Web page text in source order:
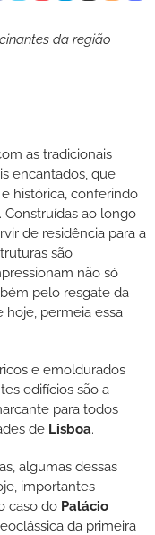
da região
as tradicionais
encantados, que
histórica, conferindo
ao longo
de residência para a
são
não só
pelo resgate da
hoje, permeia essa
e emoldurados
edifícios são a
para todos
de Lisboa.
algumas dessas
importantes
caso do Palácio
da primeira